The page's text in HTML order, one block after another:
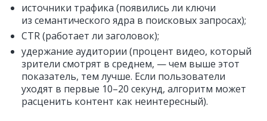
источники трафика (появились ли ключи
из семантического ядра в поисковых запросах);
CTR (работает ли заголовок);
удержание аудитории (процент видео, который
зрители смотрят в среднем, — чем выше этот
показатель, тем лучше. Если пользователи
уходят в первые 10–20 секунд, алгоритм может
расценить контент как неинтересный).